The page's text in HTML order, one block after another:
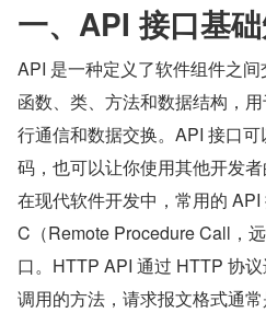
一、API 接口基
API 是一种定义了软件组件之
函数、类、方法和数据结构，
行通信和数据交换。API 接口
码，也可以让你使用其他开发者
在现代软件开发中，常用的
C（Remote Procedure Call，
口。HTTP API 通过 HTTP 协
调用的方法，请求报文格式通